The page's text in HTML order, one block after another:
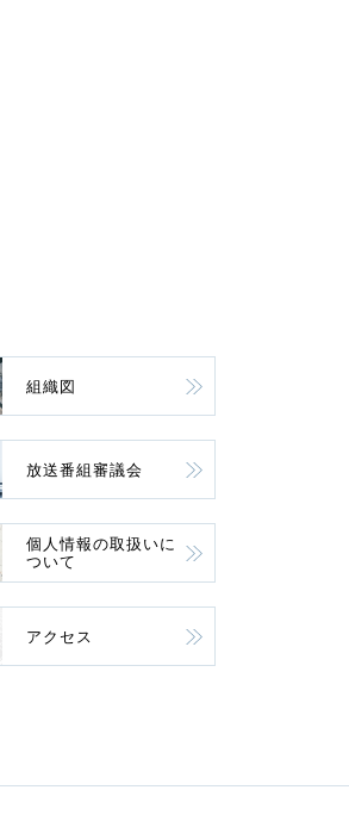
組織図
放送番組審議会
個人情報の取扱いに
ついて
アクセス